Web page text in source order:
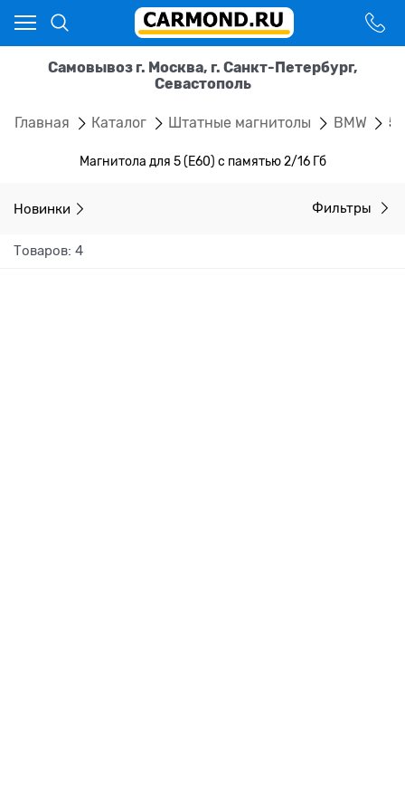
Самовывоз г. Москва, г. Санкт-Петербург,
Севастополь
Главная Каталог Штатные магнитолы BMW 5
Магнитола для 5 (E60) с памятью 2/16 Гб
Новинки Фильтры
Товаров: 4